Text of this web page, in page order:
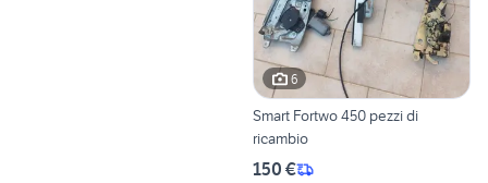
6
Smart Fortwo 450 pezzi di
ricambio
150 €